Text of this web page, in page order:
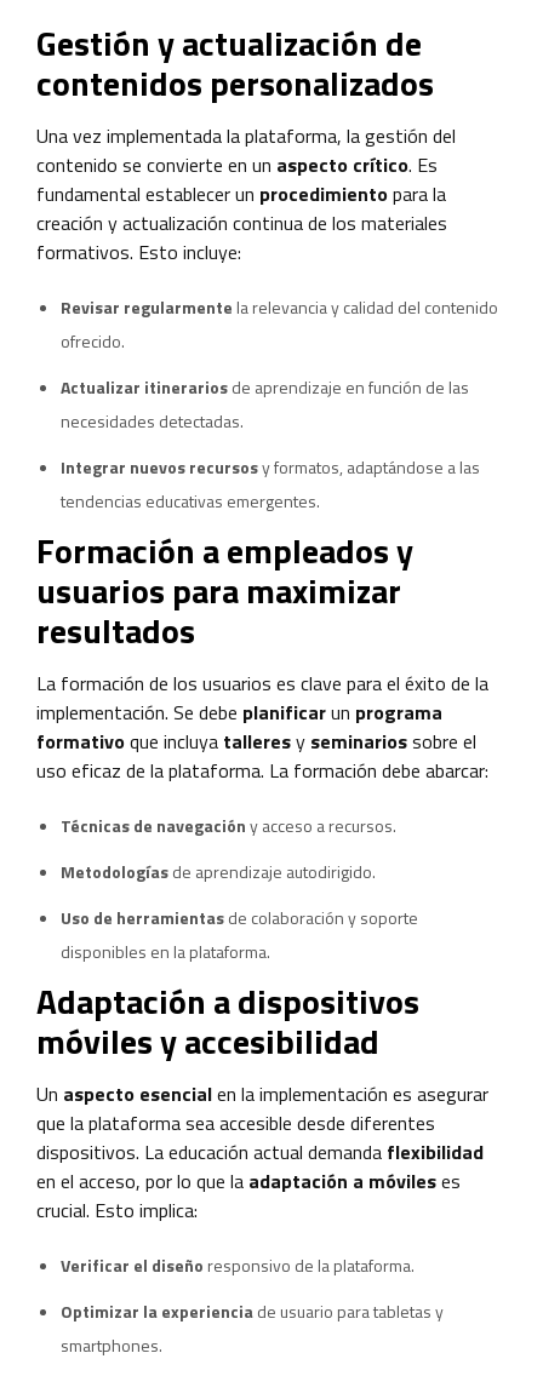
Gestión y actualización de
contenidos personalizados
Una vez implementada la plataforma, la gestión del
contenido se convierte en un aspecto crítico. Es
fundamental establecer un procedimientopara la
creación y actualización continua de los materiales
formativos. Esto incluye:
Revisar regularmente la relevancia y calidad del contenido
ofrecido.
Actualizar itinerariosde aprendizaje en función de las
necesidades detectadas.
Integrar nuevos recursosy formatos, adaptándose a las
tendencias educativas emergentes.
Formación a empleados y
usuarios para maximizar
resultados
La formación de los usuarios es clave para el éxito de la
implementación. Se debe planificarun programa
formativoque incluya talleresy seminariossobre el
uso eficaz de la plataforma. La formación debe abarcar:
Técnicas de navegacióny acceso a recursos.
Metodologíasde aprendizaje autodirigido.
Uso de herramientasde colaboración y soporte
disponibles en la plataforma.
Adaptación a dispositivos
móviles y accesibilidad
Un aspecto esencialen la implementación es asegurar
que la plataforma sea accesible desde diferentes
dispositivos. La educación actual demanda flexibilidad
en el acceso, por lo que la adaptación a móvileses
crucial. Esto implica:
Verificar el diseño responsivo de la plataforma.
Optimizar la experienciade usuario para tabletas y
smartphones.